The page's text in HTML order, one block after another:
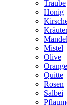
Traube
Honig
Mandel
Mistel
Olive
Orange
Quitte
Rosen
Salbei